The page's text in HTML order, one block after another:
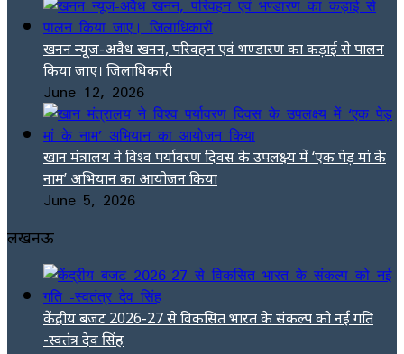
खनन न्यूज-अवैध खनन, परिवहन एवं भण्डारण का कड़ाई से पालन
किया जाए। जिलाधिकारी
June 12, 2026
खान मंत्रालय ने विश्व पर्यावरण दिवस के उपलक्ष्य में ‘एक पेड़ मां के
नाम’ अभियान का आयोजन किया
June 5, 2026
लखनऊ
केंद्रीय बजट 2026-27 से विकसित भारत के संकल्प को नई गति
-स्वतंत्र देव सिंह